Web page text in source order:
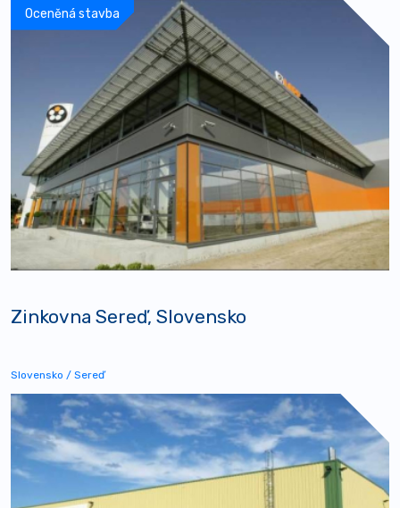
Oceněná stavba
Zinkovna Sereď, Slovensko
Slovensko / Sereď